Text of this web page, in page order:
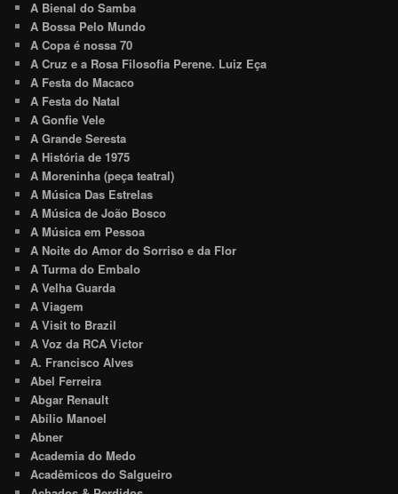
A Bienal do Samba
A Bossa Pelo Mundo
A Copa é nossa 70
A Cruz e a Rosa Filosofia Perene. Luiz Eça
A Festa do Macaco
A Festa do Natal
A Gonfie Vele
A Grande Seresta
A História de 1975
A Moreninha (peça teatral)
A Música Das Estrelas
A Música de João Bosco
A Música em Pessoa
A Noite do Amor do Sorriso e da Flor
A Turma do Embalo
A Velha Guarda
A Viagem
A Visit to Brazil
A Voz da RCA Victor
A. Francisco Alves
Abel Ferreira
Abgar Renault
Abílio Manoel
Abner
Academia do Medo
Acadêmicos do Salgueiro